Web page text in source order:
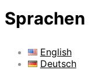
Sprachen
English
Deutsch